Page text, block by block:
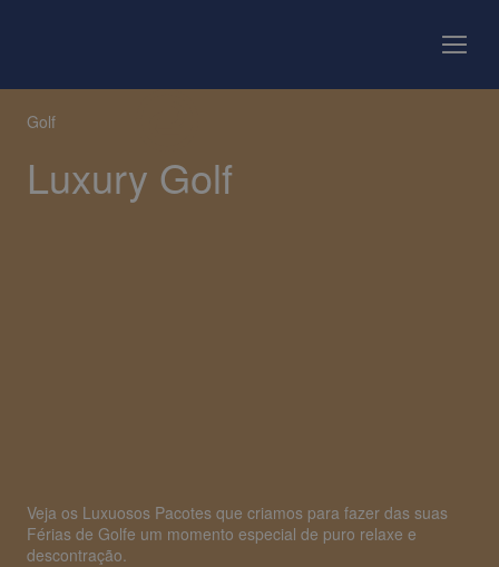
Golf
Luxury Golf
Veja os Luxuosos Pacotes que criamos para fazer das suas
Férias de Golfe um momento especial de puro relaxe e
descontração.